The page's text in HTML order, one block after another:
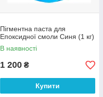
Пігментна паста для
Епоксидної смоли Синя (1 кг)
В наявності
1 200 ₴
Купити